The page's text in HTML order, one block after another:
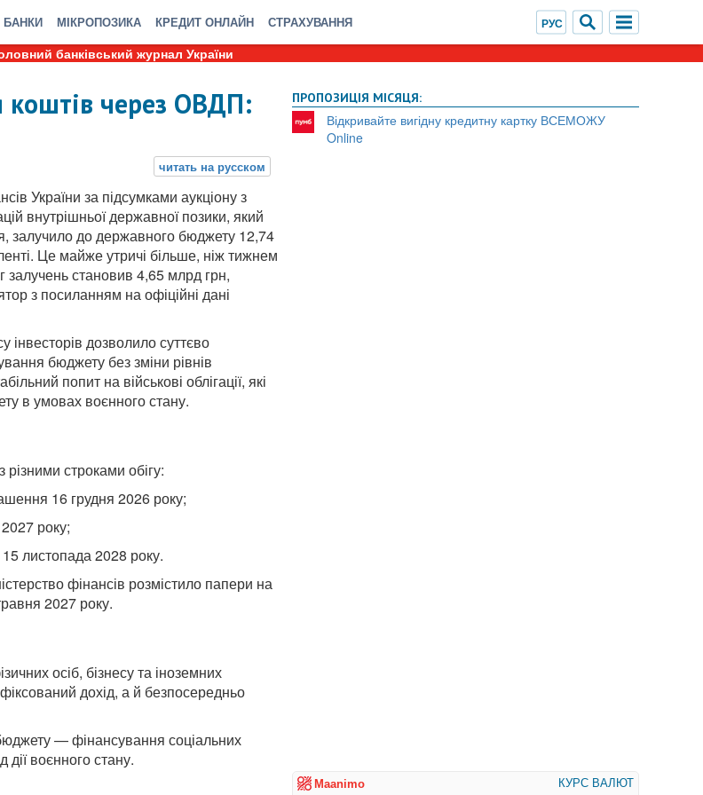
БАНКИ МІКРОПОЗИКА КРЕДИТ ОНЛАЙН СТРАХУВАННЯ
банківський журнал України
коштів через ОВДП:
України за підсумками аукціону з
внутрішньої державної позики, який
залучило до державного бюджету 12,74
Це майже утричі більше, ніж тижнем
залучень становив 4,65 млрд грн,
з посиланням на офіційні дані
інвесторів дозволило суттєво
бюджету без зміни рівнів
попит на військові облігації, які
в умовах воєнного стану.
строками обігу:
16 грудня 2026 року;
року;
листопада 2028 року.
фінансів розмістило папери на
2027 року.
осіб, бізнесу та іноземних
дохід, а й безпосередньо
— фінансування соціальних
воєнного стану.
ПРОПОЗИЦІЯ МІСЯЦЯ:
Відкривайте вигідну кредитну картку ВСЕМОЖУ
Online